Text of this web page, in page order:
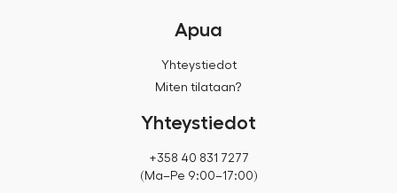
Apua
Yhteystiedot
Miten tilataan?
Yhteystiedot
+358 40 831 7277
(Ma–Pe 9:00–17:00)